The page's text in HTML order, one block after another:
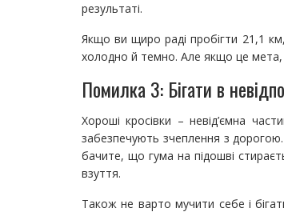
результаті.
Якщо ви щиро раді пробігти 21,1
холодно й темно. Але якщо це мета,
Помилка 3: Бігати в
Хороші кросівки – невід’ємна
забезпечують зчеплення з
бачите, що гума на підошві
взуття.
Також не варто мучити себе і